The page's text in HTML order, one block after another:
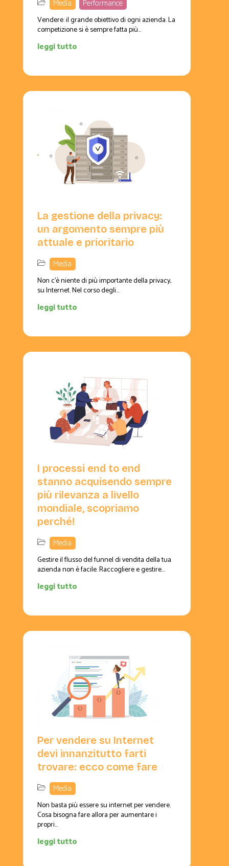
Media Performance
Vendere: il grande obiettivo di ogni azienda. La
competizione si è sempre fatta più...
leggi tutto
La gestione della privacy:
un argomento sempre più
attuale e prioritario
Media
Non c’è niente di più importante della privacy,
su Internet. Nel corso degli...
leggi tutto
I processi end to end
stanno acquisendo sempre
più rilevanza a livello
mondiale, scopriamo
perché!
Media
Gestire il flusso del funnel di vendita della tua
azienda non è facile. Raccogliere e gestire...
leggi tutto
Per vendere su Internet
devi innanzitutto farti
trovare: ecco come fare
Media
Non basta più essere su internet per vendere.
Cosa bisogna fare allora per aumentare i
propri...
leggi tutto